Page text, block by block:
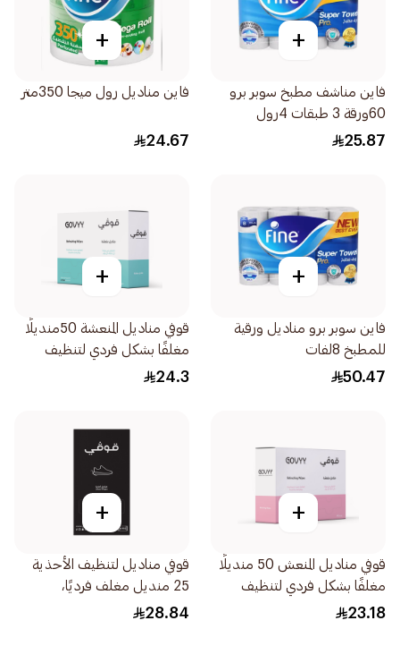
+
فاين مناشف مطبخ سوبر برو
60ورقة 3 طبقات 4رول
25.87
+
فاين مناديل رول ميجا 350متر
24.67
+
فاين سوبر برو مناديل ورقية
للمطبخ 8لفات
50.47
+
قوفي مناديل المنعشة 50منديلًا
مغلفًا بشكل فردي لتنظيف
اليدين بسرعة أثناء التنقل
24.3
+
قوفي مناديل المنعش 50 منديلًا
مغلفًا بشكل فردي لتنظيف
اليدين بسرعة أثناء التنقل
23.18
+
قوفي مناديل لتنظيف الأحذية
25 منديل مغلف فرديًا،
مصممة لتلميع وتنظيف جراميع
28.84